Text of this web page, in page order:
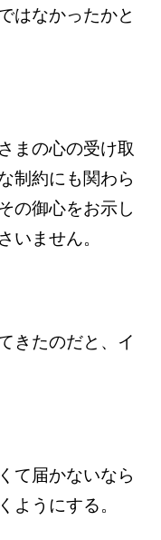
はなかったかと
まの心の受け取
制約にも関わら
の御心をお示し
いません。
きたのだと、イ
て届かないなら
ようにする。